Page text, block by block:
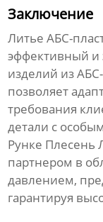
Заключение
Литье АБС-
эффективный и
изделий из
позволяет
требования
детали с
Рунке Плесень
партнером в
давлением,
гарантируя